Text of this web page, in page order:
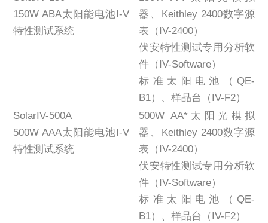
150W ABA太阳能电池I-V
特性测试系统
器、Keithley 2400数字源
表（IV-2400）
伏安特性测试专用分析软
件（IV-Software）
标准太阳电池（QE-
B1）、样品台（IV-F2）
SolarIV-500A
500W AAA太阳能电池I-V
特性测试系统
500W AA*太阳光模拟
器、Keithley 2400数字源
表（IV-2400）
伏安特性测试专用分析软
件（IV-Software）
标准太阳电池（QE-
B1）、样品台（IV-F2）